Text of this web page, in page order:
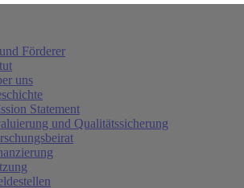
Förderer
uns
Statement
und Qualitätssicherung